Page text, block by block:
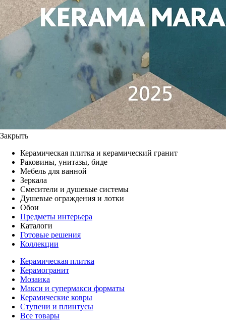
Закрыть
Керамическая плитка и керамический гранит
Раковины, унитазы, биде
Мебель для ванной
Зеркала
Смесители и душевые системы
Душевые ограждения и лотки
Обои
Предметы интерьера
Каталоги
Готовые решения
Коллекции
Керамическая плитка
Керамогранит
Мозаика
Макси и супермакси форматы
Керамические ковры
Ступени и плинтусы
Все товары